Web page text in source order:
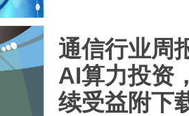
通信行业周
AI算力投资
续受益附下